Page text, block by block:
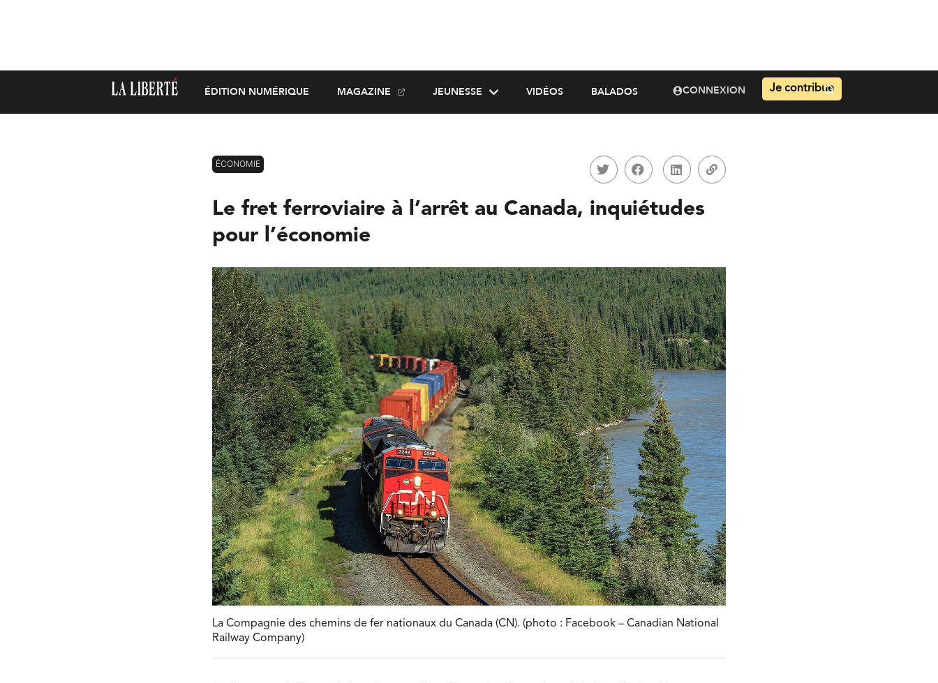
ÉDITION NUMÉRIQUE MAGAZINE JEUNESSE VIDÉOS BALADOS CONNEXION Je contribue
ÉCONOMIE
Le fret ferroviaire à l’arrêt au Canada, inquiétudes
pour l’économie
La Compagnie des chemins de fer nationaux du Canada (CN). (photo : Facebook – Canadian National
Railway Company)